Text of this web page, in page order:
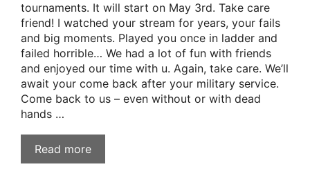
tournaments. It will start on May 3rd. Take care
friend! I watched your stream for years, your fails
and big moments. Played you once in ladder and
failed horrible… We had a lot of fun with friends
and enjoyed our time with u. Again, take care. We’ll
await your come back after your military service.
Come back to us – even without or with dead
hands …
Read more